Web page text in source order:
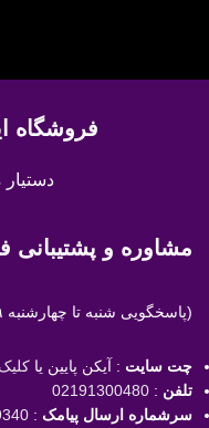
فروشگاه
دستیار
مشاوره و
(پاسخگویی شنبه تا چهارشنبه ۹ تا ۱۷ و پنج شنبه ۹ تا ۱۳)
چت سایت : آیکن پایین یا
تلفن :
02191300480
سرشماره ارسال پیامک :